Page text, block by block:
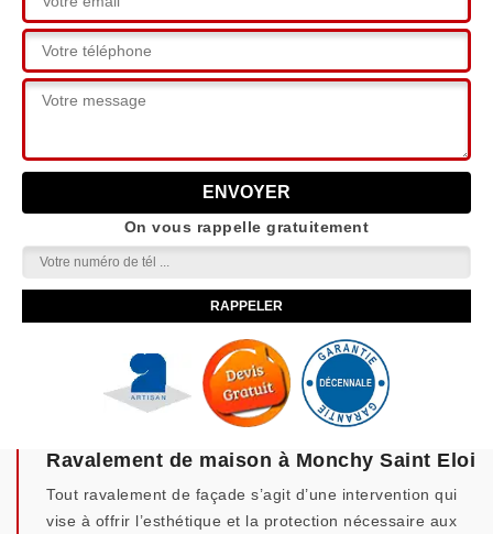
On vous rappelle gratuitement
Ravalement de maison à Monchy Saint Eloi
Tout ravalement de façade s’agit d’une intervention qui
vise à offrir l’esthétique et la protection nécessaire aux